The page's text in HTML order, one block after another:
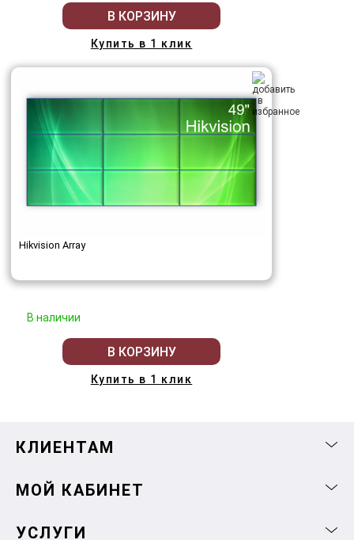
В КОРЗИНУ
Купить в 1 клик
Hikvision Array
В наличии
В КОРЗИНУ
Купить в 1 клик
КЛИЕНТАМ
МОЙ КАБИНЕТ
УСЛУГИ